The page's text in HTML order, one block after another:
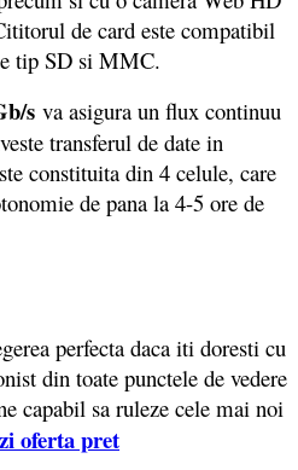
de card este compatibil
tip SD si MMC.
s va asigura un flux continuu
transferul de date in
constituita din 4 celule, care
de pana la 4-5 ore de
perfecta daca iti doresti cu
din toate punctele de vedere
capabil sa ruleze cele mai noi
oferta pret